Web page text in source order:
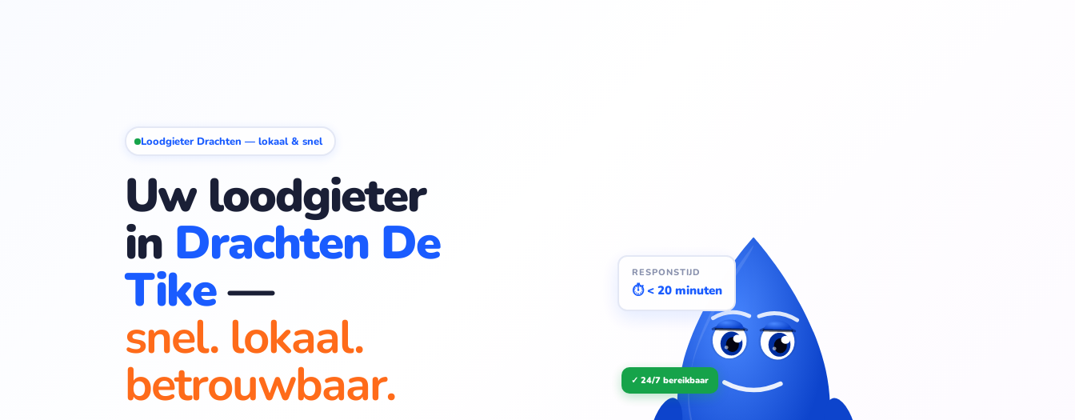
Loodgieter Drachten — lokaal & snel
Uw loodgieter
in Drachten De
Tike—
snel. lokaal.
betrouwbaar.
RESPONSTIJD
⏱ < 20 minuten
✓ 24/7 bereikbaar